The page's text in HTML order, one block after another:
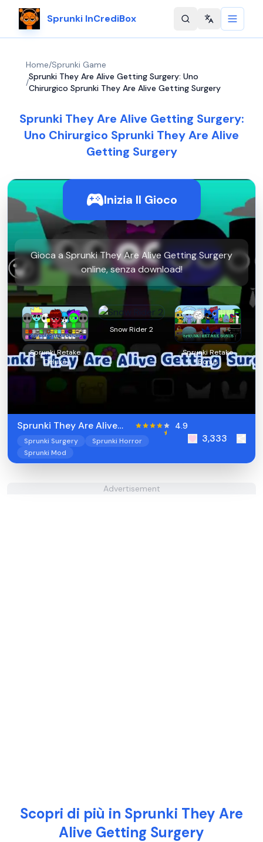
Sprunki InCrediBox Change
Home/Sprunki Game
/
Sprunki They Are Alive Getting Surgery: Uno
Chirurgico Sprunki They Are Alive Getting Surgery
Sprunki They Are Alive Getting Surgery:
Uno Chirurgico Sprunki They Are Alive
Getting Surgery
Inizia Il Gioco
Gioca a Sprunki They Are Alive Getting Surgery
online, senza download!
Sprunki Retake
Deluxe
Snow Rider 2
Sprunki Retake
Bonus
Sprunki They Are Alive
Getting Surgery
4.9
Sprunki Surgery
Sprunki Horror
Sprunki Mod
3,333
Advertisement
Scopri di più in Sprunki They Are
Alive Getting Surgery